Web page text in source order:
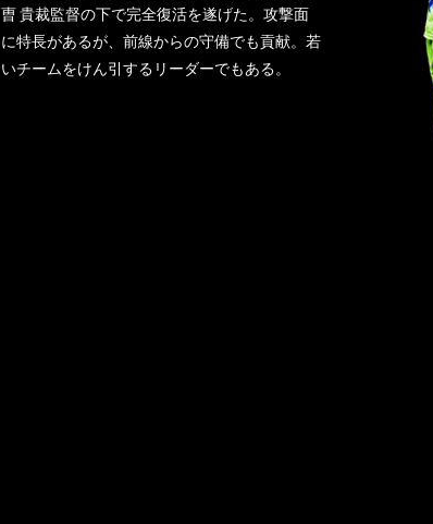
曺 貴裁監督の下で完全復活を遂げた。攻撃面
に特長があるが、前線からの守備でも貢献。若
いチームをけん引するリーダーでもある。